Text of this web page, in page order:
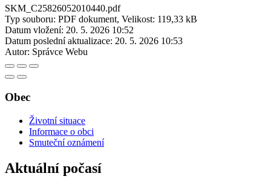
SKM_C25826052010440.pdf
Typ souboru: PDF dokument, Velikost: 119,33 kB
Datum vložení: 20. 5. 2026 10:52
Datum poslední aktualizace: 20. 5. 2026 10:53
Autor: Správce Webu
Obec
Životní situace
Informace o obci
Smuteční oznámení
Aktuální počasí